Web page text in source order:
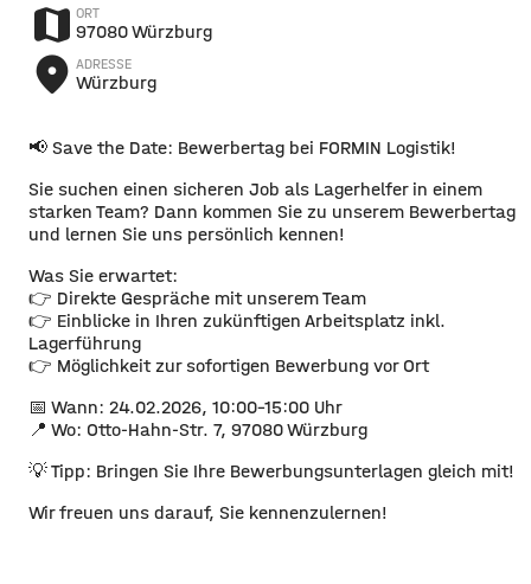
map ORT
97080 Würzburg
place ADRESSE
Würzburg
📢 Save the Date: Bewerbertag bei FORMIN Logistik!
Sie suchen einen sicheren Job als Lagerhelfer in einem
starken Team? Dann kommen Sie zu unserem Bewerbertag
und lernen Sie uns persönlich kennen!
Was Sie erwartet:
👉 Direkte Gespräche mit unserem Team
👉 Einblicke in Ihren zukünftigen Arbeitsplatz inkl.
Lagerführung
👉 Möglichkeit zur sofortigen Bewerbung vor Ort
📅 Wann: 24.02.2026, 10:00–15:00 Uhr
📍 Wo: Otto-Hahn-Str. 7, 97080 Würzburg
💡 Tipp: Bringen Sie Ihre Bewerbungsunterlagen gleich mit!
Wir freuen uns darauf, Sie kennenzulernen!